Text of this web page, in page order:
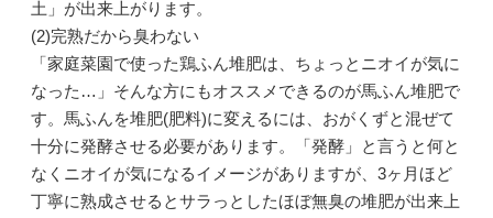
土」が出来上がります。
(2)完熟だから臭わない
「家庭菜園で使った鶏ふん堆肥は、ちょっとニオイが気に
なった…」そんな方にもオススメできるのが馬ふん堆肥で
す。馬ふんを堆肥(肥料)に変えるには、おがくずと混ぜて
十分に発酵させる必要があります。「発酵」と言うと何と
なくニオイが気になるイメージがありますが、3ヶ月ほど
丁寧に熟成させるとサラっとしたほぼ無臭の堆肥が出来上